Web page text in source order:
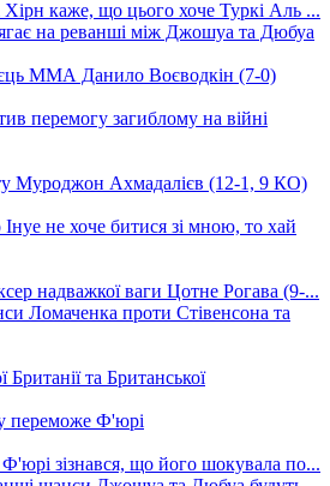
на реванші між Джошуа та Дюбуа
перемогу загиблому на війні
не хоче битися зі мною, то хай
Ломаченка проти Стівенсона та
переможе Ф'юрі